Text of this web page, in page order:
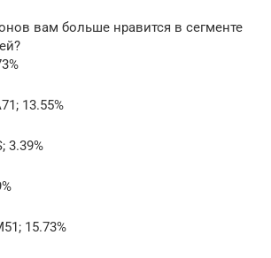
вам больше нравится в сегменте
13.55%
3.39%
15.73%